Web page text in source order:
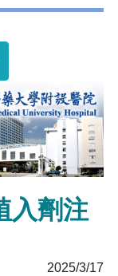
入劑注
2025/3/17